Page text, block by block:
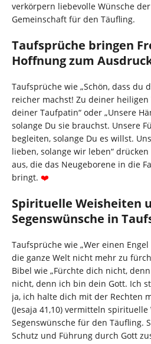
verkörpern liebevolle Wünsche
Gemeinschaft für den Täufling.
Taufsprüche bringen
Hoffnung zum
Taufsprüche wie „Schön, dass du
reicher machst! Zu deiner heiligen
deiner Taufpatin“ oder „Unsere
solange Du sie brauchst. Unsere
begleiten, solange Du es willst.
lieben, solange wir leben“
aus, die das Neugeborene in die
bringt. ❤️
Spirituelle Weisheiten
Segenswünsche in
Taufsprüche wie „Wer einen
die ganze Welt nicht mehr zu
Bibel wie „Fürchte dich nicht,
nicht, denn ich bin dein Gott. Ich
ja, ich halte dich mit der Rechten
(Jesaja 41,10) vermitteln
Segenswünsche für den Täufling.
Schutz und Führung durch Gott